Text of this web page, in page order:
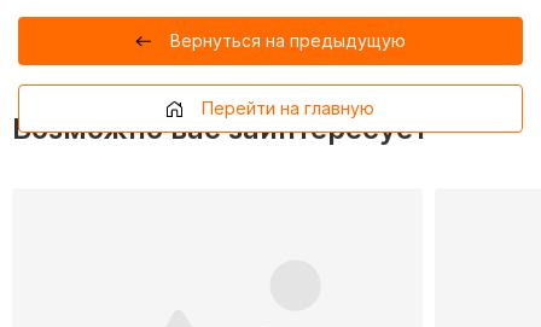
Вернуться на предыдущую
Перейти на главную
Возможно вас заинтересует